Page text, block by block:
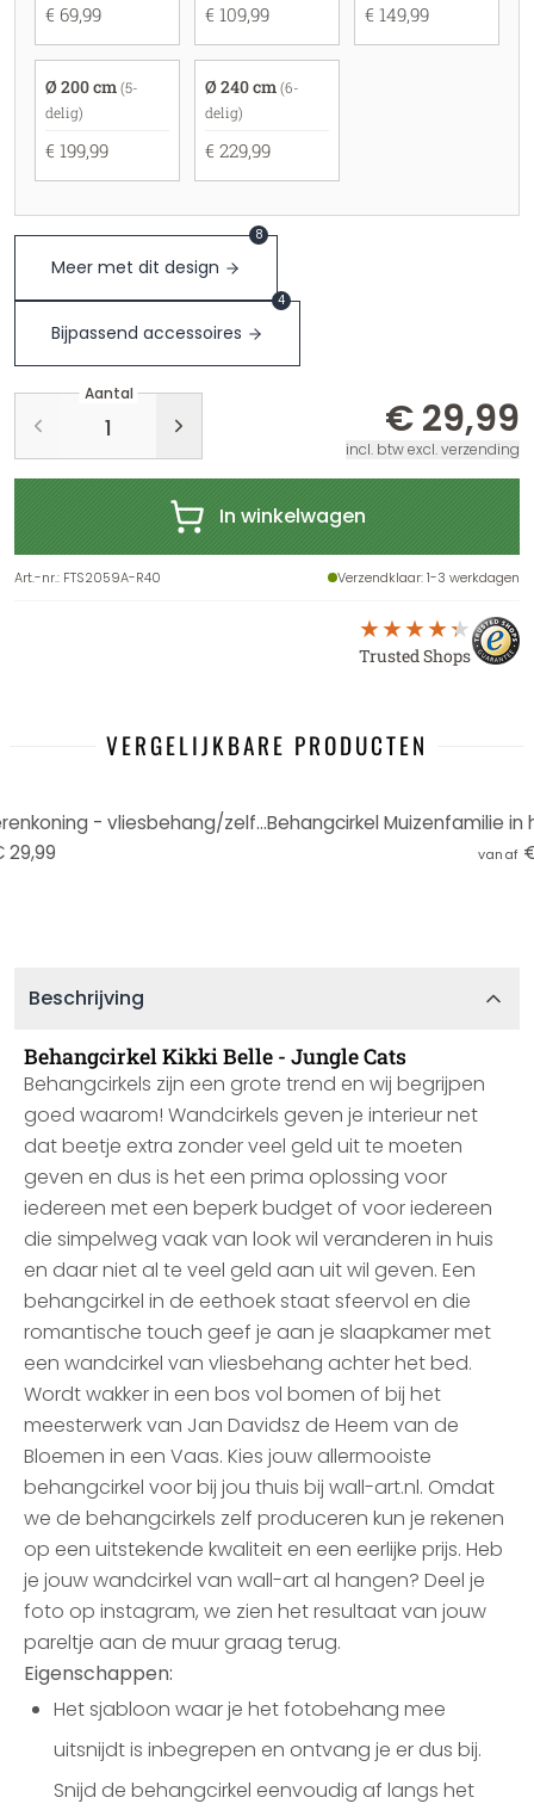
€ 69,99 € 109,99 € 149,99
Ø 200 cm (5-
delig)
€ 199,99
Ø 240 cm (6-
delig)
€ 229,99
Meer met dit design
8
Bijpassend accessoires
4
Aantal
€ 29,99
incl. btw excl. verzending
In winkelwagen
Art.-nr.: FTS2059A-R40 Verzendklaar: 1-3 werkdagen
Trusted Shops
VERGELIJKBARE PRODUCTEN
Behangcirkel Kikki Belle - De Berenkoning - vliesbehang/zelfklevend vliesbehang
29,99
vanaf
Beschrijving
Behangcirkel Kikki Belle - Jungle Cats
Behangcirkels zijn een grote trend en wij begrijpen
goed waarom! Wandcirkels geven je interieur net
dat beetje extra zonder veel geld uit te moeten
geven en dus is het een prima oplossing voor
iedereen met een beperk budget of voor iedereen
die simpelweg vaak van look wil veranderen in huis
en daar niet al te veel geld aan uit wil geven. Een
behangcirkel in de eethoek staat sfeervol en die
romantische touch geef je aan je slaapkamer met
een wandcirkel van vliesbehang achter het bed.
Wordt wakker in een bos vol bomen of bij het
meesterwerk van Jan Davidsz de Heem van de
Bloemen in een Vaas. Kies jouw allermooiste
behangcirkel voor bij jou thuis bij wall-art.nl. Omdat
we de behangcirkels zelf produceren kun je rekenen
op een uitstekende kwaliteit en een eerlijke prijs. Heb
je jouw wandcirkel van wall-art al hangen? Deel je
foto op instagram, we zien het resultaat van jouw
pareltje aan de muur graag terug.
Eigenschappen:
Het sjabloon waar je het fotobehang mee
uitsnijdt is inbegrepen en ontvang je er dus bij.
Snijd de behangcirkel eenvoudig af langs het